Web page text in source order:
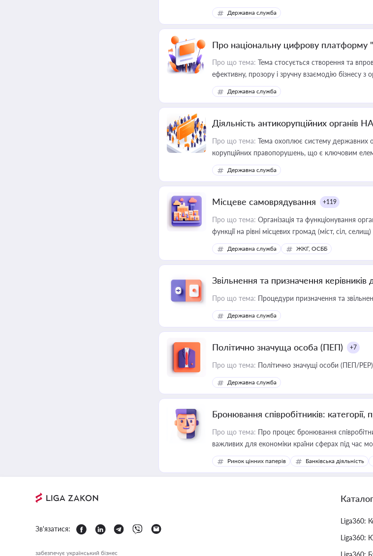
Державна служба
Про національну цифрову платформу
Про що тема: Тема стосується створення та
ефективну, прозору і зручну взаємодію бізнесу з
Державна служба
Діяльність антикорупційних
Про що тема: Тема охоплює систему державних
корупційних правопорушень, що є ключовим
та бізнесі
Державна служба
Місцеве самоврядування +119
Про що тема: Організація та функціонування
функції на рівні місцевих громад (міст, сіл, селищ)
Державна служба ЖКГ, ОСББ
Звільнення та призначення
Про що тема: Процедури призначення та
Державна служба
Політично значуща особа (ПЕП) +7
Про що тема: Політично значущі особи (ПЕП/
Державна служба
Бронювання співробітників:
Про що тема: Про процес бронювання
важливих для економіки країни сферах під час
Ринок цінних паперів Банківська діяльність
Зв'язатися:
забезпечує український бізнес
Liga360:
Liga360:
Liga360: